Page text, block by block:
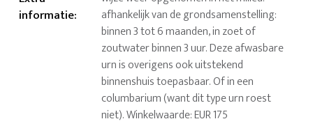
informatie:
afhankelijk van de grondsamenstelling:
binnen 3 tot 6 maanden, in zoet of
zoutwater binnen 3 uur. Deze afwasbare
urn is overigens ook uitstekend
binnenshuis toepasbaar. Of in een
columbarium (want dit type urn roest
niet). Winkelwaarde: EUR 175